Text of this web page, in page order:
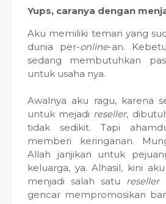
Yups, caranya dengan
Aku memiliki teman yang
dunia per-online-an.
sedang membutuhkan
untuk usaha nya.
Awalnya aku ragu, karena
untuk mejadi reseller,
tidak sedikit. Tapi
memberi keringanan.
Allah janjikan untuk
keluarga, ya. Alhasil, kini
menjadi salah satu reseller
gencar mempromosikan